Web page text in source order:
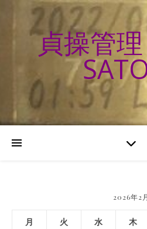
貞操管理
2026年2
月 火 水 木